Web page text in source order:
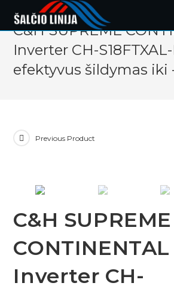
content
C&H SUPREME
Inverter CH-
efektyvus šildymas iki
Previous Product
C&H SUPREME
CONTINENTAL
Inverter CH-